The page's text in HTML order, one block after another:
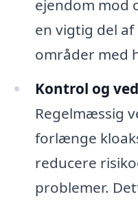
ejendom mod
en vigtig del
områder med
Kontrol og
Regelmæssig
forlænge
reducere
problemer.